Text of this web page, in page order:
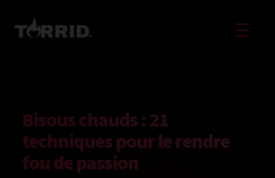
☰
Bisous chauds : 21
techniques pour le rendre
fou de passion